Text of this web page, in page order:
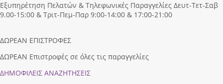
Εξυπηρέτηση Πελατών & Τηλεφωνικές Παραγγελίες Δευτ-Τετ-Σαβ
9.00-15:00 & Τριτ-Πεμ-Παρ 9:00-14:00 & 17:00-21:00
ΔΩΡΕΑΝ ΕΠΙΣΤΡΟΦΕΣ
ΔΩΡΕΑΝ Επιστροφές σε όλες τις παραγγελίες
ΔΗΜΟΦΙΛEIΣ ΑΝΑΖΗΤΗΣΕΙΣ